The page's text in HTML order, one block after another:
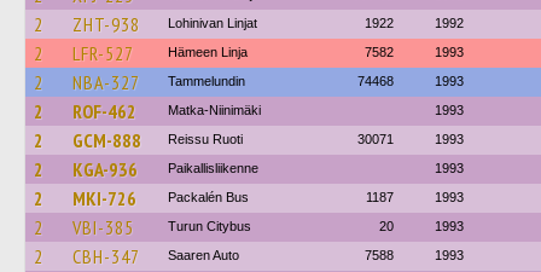
2 ZHT-938 Lohinivan Linjat 1922 1992
2 LFR-527 Hämeen Linja 7582 1993
2 NBA-327 Tammelundin 74468 1993
2 ROF-462 Matka-Niinimäki 1993
2 GCM-888 Reissu Ruoti 30071 1993
2 KGA-936 Paikallisliikenne 1993
2 MKI-726 Packalén Bus 1187 1993
2 VBI-385 Turun Citybus 20 1993
2 CBH-347 Saaren Auto 7588 1993